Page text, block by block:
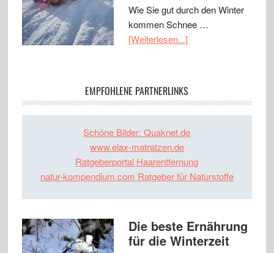
Wie Sie gut durch den Winter
kommen Schnee …
[Weiterlesen...]
EMPFOHLENE PARTNERLINKS
Schöne Bilder: Quaknet.de
www.elax-matratzen.de
Ratgeberportal Haarentfernung
natur-kompendium.com Ratgeber für Naturstoffe
Die beste Ernährung
für die Winterzeit